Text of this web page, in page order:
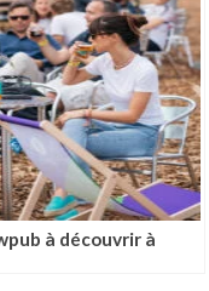
à découvrir à